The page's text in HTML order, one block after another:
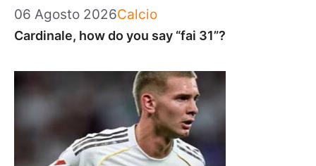
06 Agosto 2026Categorie
Calcio
Cardinale, how do you say “fai 31”?